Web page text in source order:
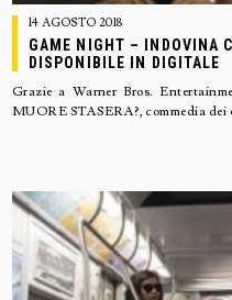
14 AGOSTO 2018
GAME NIGHT – INDOVINA
DISPONIBILE IN DIGITALE
Grazie a Warner Bros.
MUORE STASERA?, commedia